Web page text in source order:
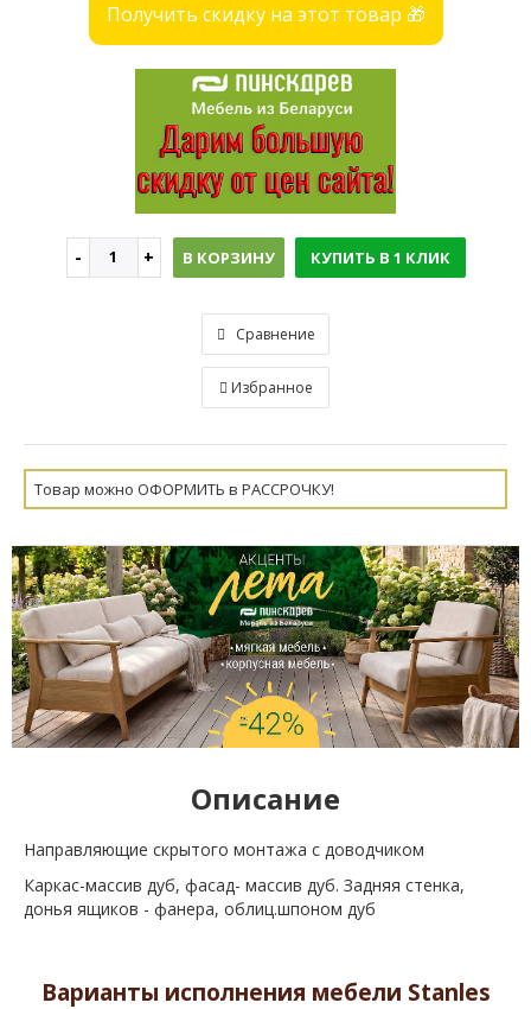
Получить скидку на этот товар 🎁
В КОРЗИНУ КУПИТЬ В 1 КЛИК
Сравнение
Избранное
Товар можно ОФОРМИТЬ в РАССРОЧКУ!
Описание
Направляющие скрытого монтажа с доводчиком
Каркас-массив дуб, фасад- массив дуб. Задняя стенка,
донья ящиков - фанера, облиц.шпоном дуб
Варианты исполнения мебели Stanles